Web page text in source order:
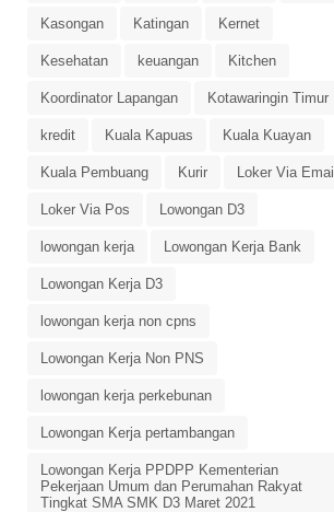
Kasongan Katingan Kernet
Kesehatan keuangan Kitchen
Koordinator Lapangan Kotawaringin Timur
kredit Kuala Kapuas Kuala Kuayan
Kuala Pembuang Kurir Loker Via Email
Loker Via Pos Lowongan D3
lowongan kerja Lowongan Kerja Bank
Lowongan Kerja D3
lowongan kerja non cpns
Lowongan Kerja Non PNS
lowongan kerja perkebunan
Lowongan Kerja pertambangan
Lowongan Kerja PPDPP Kementerian
Pekerjaan Umum dan Perumahan Rakyat
Tingkat SMA SMK D3 Maret 2021